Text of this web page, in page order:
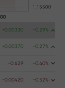
+0.00330 +0.29%
+0.00370 +0.27%
-0.629 -0.40%
-0.00420 -0.52%